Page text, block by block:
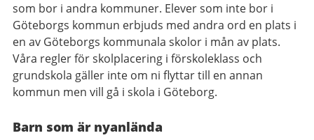
som bor i andra kommuner. Elever som inte bor i
Göteborgs kommun erbjuds med andra ord en plats i
en av Göteborgs kommunala skolor i mån av plats.
Våra regler för skolplacering i förskoleklass och
grundskola gäller inte om ni flyttar till en annan
kommun men vill gå i skola i Göteborg.
Barn som är nyanlända